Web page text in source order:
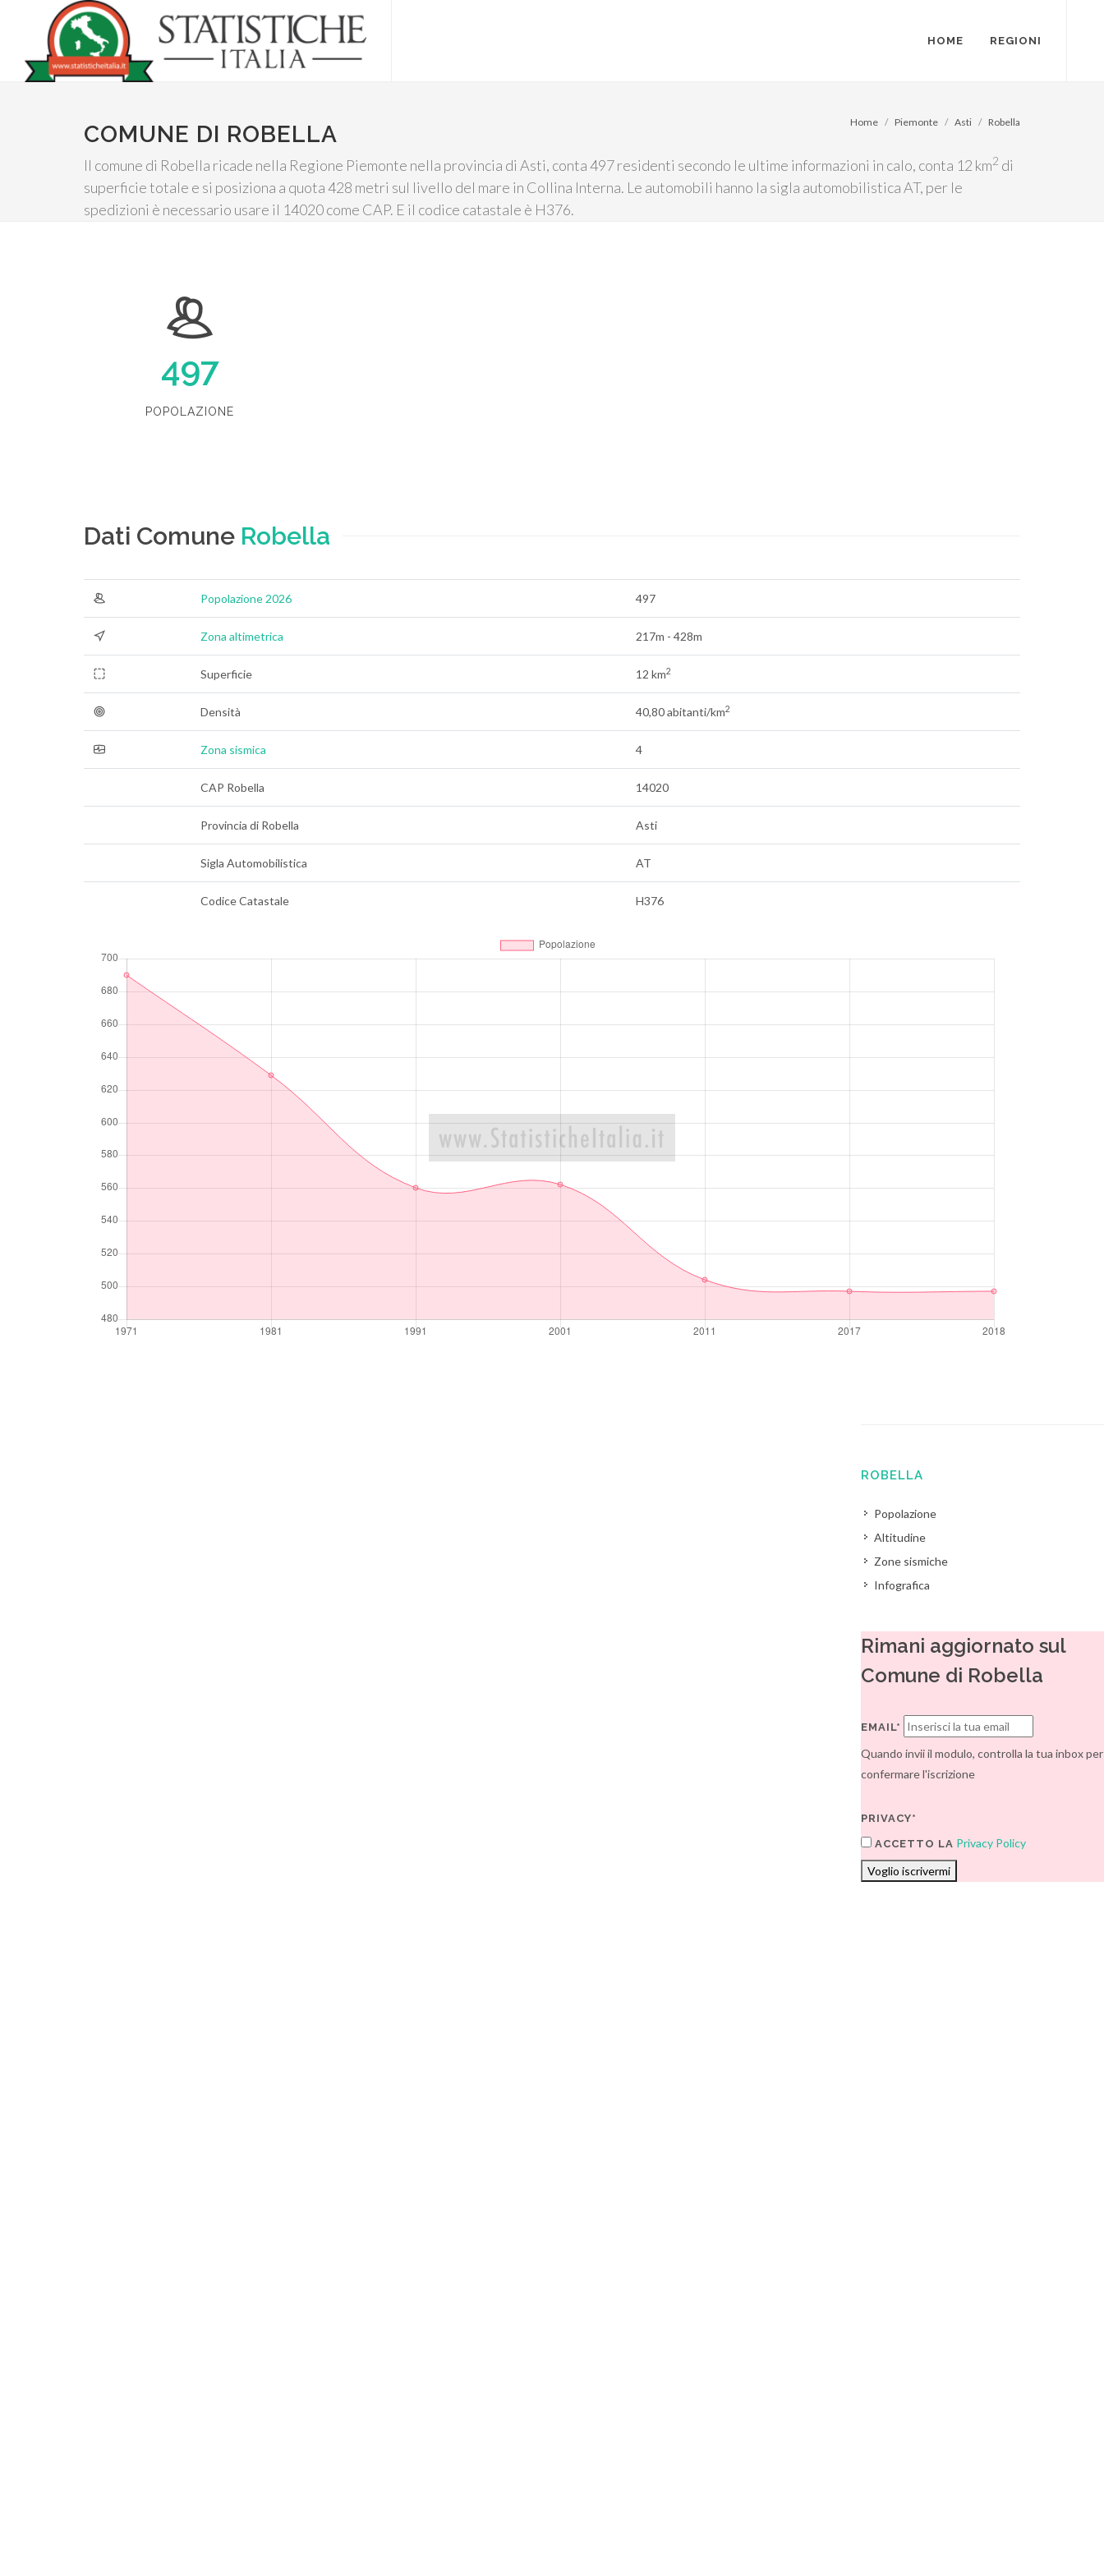
HOME REGIONI
COMUNE DI ROBELLA
Il comune di Robella ricade nella Regione Piemonte nella provincia di Asti, conta 497 residenti secondo le ultime informazioni in calo, conta 12 km2 di
superficie totale e si posiziona a quota 428 metri sul livello del mare in Collina Interna. Le automobili hanno la sigla automobilistica AT, per le
spedizioni è necessario usare il 14020 come CAP. E il codice catastale è H376.
Home Piemonte Asti Robella
497
POPOLAZIONE
Dati Comune Robella
Popolazione 2026 497
Zona altimetrica 217m - 428m
Superficie 12 km2
Densità 40,80 abitanti/km2
Zona sismica 4
CAP Robella 14020
Provincia di Robella Asti
Sigla Automobilistica AT
Codice Catastale H376
ROBELLA
Popolazione
Altitudine
Zone sismiche
Infografica
Rimani aggiornato sul
Comune di Robella
EMAIL*
Quando invii il modulo, controlla la tua inbox per
confermare l'iscrizione
PRIVACY*
ACCETTO LA Privacy Policy
Voglio iscrivermi